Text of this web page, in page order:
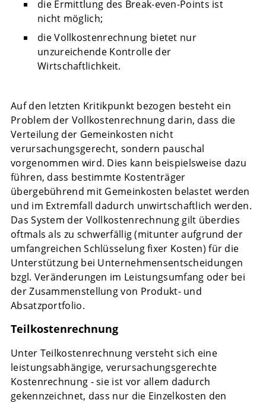
die Ermittlung des Break-even-Points ist
nicht möglich;
die Vollkostenrechnung bietet nur
unzureichende Kontrolle der
Wirtschaftlichkeit.
Auf den letzten Kritikpunkt bezogen besteht ein
Problem der Vollkostenrechnung darin, dass die
Verteilung der Gemeinkosten nicht
verursachungsgerecht, sondern pauschal
vorgenommen wird. Dies kann beispielsweise dazu
führen, dass bestimmte Kostenträger
übergebührend mit Gemeinkosten belastet werden
und im Extremfall dadurch unwirtschaftlich werden.
Das System der Vollkostenrechnung gilt überdies
oftmals als zu schwerfällig (mitunter aufgrund der
umfangreichen Schlüsselung fixer Kosten) für die
Unterstützung bei Unternehmensentscheidungen
bzgl. Veränderungen im Leistungsumfang oder bei
der Zusammenstellung von Produkt- und
Absatzportfolio.
Teilkostenrechnung
Unter Teilkostenrechnung versteht sich eine
leistungsabhängige, verursachungsgerechte
Kostenrechnung - sie ist vor allem dadurch
gekennzeichnet, dass nur die Einzelkosten den